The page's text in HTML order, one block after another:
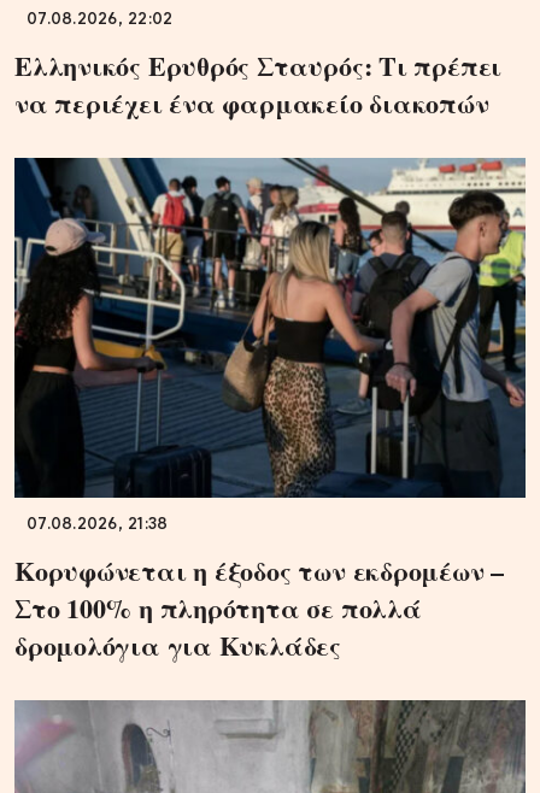
07.08.2026, 22:02
Ελληνικός Ερυθρός Σταυρός: Τι πρέπει
να περιέχει ένα φαρμακείο διακοπών
07.08.2026, 21:38
Κορυφώνεται η έξοδος των εκδρομέων –
Στο 100% η πληρότητα σε πολλά
δρομολόγια για Κυκλάδες